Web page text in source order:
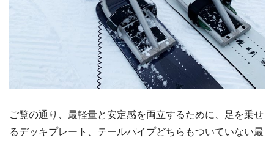
ご覧の通り、最軽量と安定感を両立するために、足を乗せ
るデッキプレート、テールパイプどちらもついていない最